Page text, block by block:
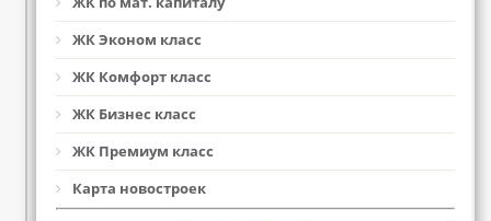
ЖК Эконом класс
ЖК Комфорт класс
ЖК Бизнес класс
ЖК Премиум класс
Карта новостроек